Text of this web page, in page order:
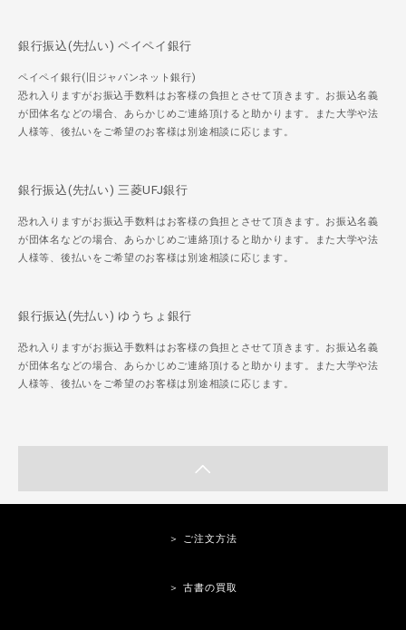
銀行振込(先払い) ペイペイ銀行
ペイペイ銀行(旧ジャパンネット銀行)
恐れ入りますがお振込手数料はお客様の負担とさせて頂きます。お振込名義
が団体名などの場合、あらかじめご連絡頂けると助かります。また大学や法
人様等、後払いをご希望のお客様は別途相談に応じます。
銀行振込(先払い) 三菱UFJ銀行
恐れ入りますがお振込手数料はお客様の負担とさせて頂きます。お振込名義
が団体名などの場合、あらかじめご連絡頂けると助かります。また大学や法
人様等、後払いをご希望のお客様は別途相談に応じます。
銀行振込(先払い) ゆうちょ銀行
恐れ入りますがお振込手数料はお客様の負担とさせて頂きます。お振込名義
が団体名などの場合、あらかじめご連絡頂けると助かります。また大学や法
人様等、後払いをご希望のお客様は別途相談に応じます。
＞ ご注文方法
＞ 古書の買取